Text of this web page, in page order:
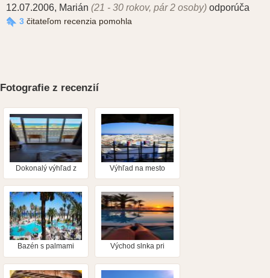
12.07.2006, Marián (21 - 30 rokov, pár 2 osoby) odporúča
3 čitateľom recenzia pomohla
Fotografie z recenzií
Dokonalý výhľad z
Výhľad na mesto
Bazén s palmami
Východ slnka pri